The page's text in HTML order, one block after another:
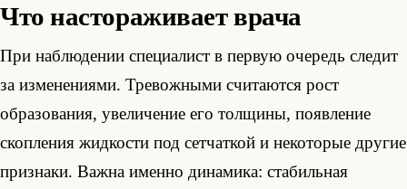
Что настораживает врача
При наблюдении специалист в первую очередь следит
за изменениями. Тревожными считаются рост
образования, увеличение его толщины, появление
скопления жидкости под сетчаткой и некоторые другие
признаки. Важна именно динамика: стабильная